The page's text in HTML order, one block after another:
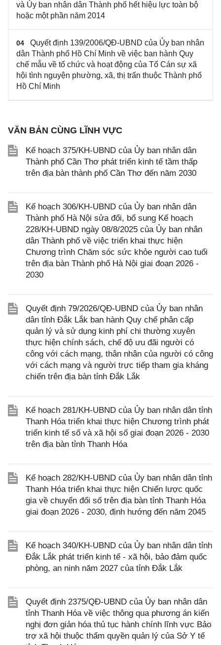
và Ủy ban nhân dân Thành phố hết hiệu lực toàn bộ
hoặc một phần năm 2014
04
Quyết định 139/2006/QĐ-UBND của Ủy ban nhân
dân Thành phố Hồ Chí Minh về việc ban hành Quy
chế mẫu về tổ chức và hoạt động của Tổ Cán sự xã
hội tình nguyện phường, xã, thị trấn thuộc Thành phố
Hồ Chí Minh
VĂN BẢN CÙNG LĨNH VỰC
Kế hoạch 375/KH-UBND của Ủy ban nhân dân
Thành phố Cần Thơ phát triển kinh tế tầm thấp
trên địa bàn thành phố Cần Thơ đến năm 2030
Kế hoạch 306/KH-UBND của Ủy ban nhân dân
Thành phố Hà Nội sửa đổi, bổ sung Kế hoạch
228/KH-UBND ngày 08/8/2025 của Ủy ban nhân
dân Thành phố về việc triển khai thực hiện
Chương trình Chăm sóc sức khỏe người cao tuổi
trên địa bàn Thành phố Hà Nội giai đoạn 2026 -
2030
Quyết định 79/2026/QĐ-UBND của Ủy ban nhân
dân tỉnh Đắk Lắk ban hành Quy chế phân cấp
quản lý và sử dụng kinh phí chi thường xuyên
thực hiện chính sách, chế độ ưu đãi người có
công với cách mạng, thân nhân của người có công
với cách mạng và người trực tiếp tham gia kháng
chiến trên địa bàn tỉnh Đắk Lắk
Kế hoạch 281/KH-UBND của Ủy ban nhân dân tỉnh
Thanh Hóa triển khai thực hiện Chương trình phát
triển kinh tế số và xã hội số giai đoạn 2026 - 2030
trên địa bàn tỉnh Thanh Hóa
Kế hoạch 282/KH-UBND của Ủy ban nhân dân tỉnh
Thanh Hóa triển khai thực hiện Chiến lược quốc
gia về chuyển đổi số trên địa bàn tỉnh Thanh Hóa
giai đoạn 2026 - 2030, định hướng đến năm 2045
Kế hoạch 340/KH-UBND của Ủy ban nhân dân tỉnh
Đắk Lắk phát triển kinh tế - xã hội, bảo đảm quốc
phòng, an ninh năm 2027 của tỉnh Đắk Lắk
Quyết định 2375/QĐ-UBND của Ủy ban nhân dân
tỉnh Thanh Hóa về việc thông qua phương án kiến
nghị đơn giản hóa thủ tục hành chính lĩnh vực Bảo
trợ xã hội thuộc thẩm quyền quản lý của Sở Y tế